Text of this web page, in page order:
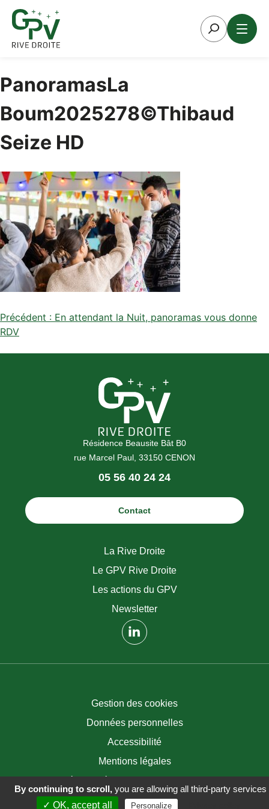
Aller
PanoramasLa
Boum2025278©Thibaud
Seize HD
Navigation
de
Précédent : En attendant la Nuit, panoramas vous donne
RDV
Résidence Beausite Bât B0
rue Marcel Paul, 33150 CENON
Téléphone
05 56 40 24 24
Contact
La Rive Droite
Le GPV Rive Droite
Les actions du GPV
Newsletter
(nouvelle fenêtre)
Gestion des cookies
Données personnelles
Accessibilité
Mentions légales
By continuing to scroll, you are allowing all third-party services
✓ OK, accept all
Personalize